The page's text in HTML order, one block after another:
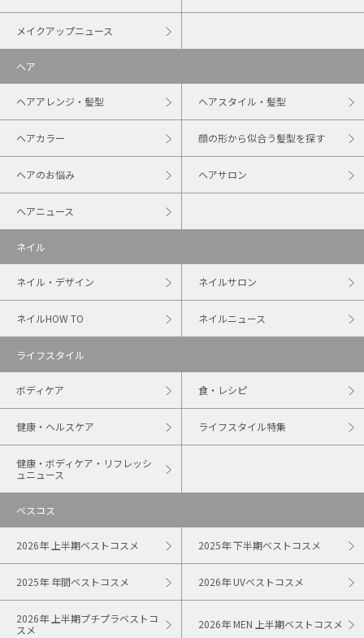
メイクアップニュース
ヘア
ヘアアレンジ・髪型 ヘアスタイル・髪型
ヘアカラー 顔の形から似合う髪型を探す
ヘアのお悩み ヘアサロン
ヘアニュース
ネイル
ネイル・デザイン ネイルサロン
ネイルHOW TO ネイルニュース
ライフスタイル
ボディケア 食・レシピ
健康・ヘルスケア ライフスタイル特集
健康・ボディケア・リフレッシ
ュニュース
ベスコス
2026年 上半期ベストコスメ 2025年 下半期ベストコスメ
2025年 年間ベストコスメ 2026年 UVベストコスメ
2026年 上半期プチプラベストコ
スメ
2026年 MEN 上半期ベストコスメ